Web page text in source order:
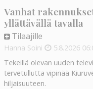
Vanhat
yllättävällä tavalla
Tilaajille
Hanna Soini 5.8.2026
Tekeillä olevan uuden
tervetullutta vipinää
hiljaisuuteen.